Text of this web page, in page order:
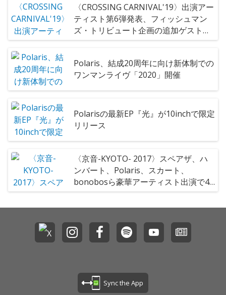
〈CROSSING CARNIVAL'19〉出演アー
ティスト第6弾発表、フィッシュマン
ズ・トリビュート企画の追加ゲスト決
定
Polaris、結成20周年に向け新体制での
ワンマンライヴ「2020」開催
Polarisの最新EP『光』が10inchで限定
リリース
〈京音-KYOTO- 2017〉スペアザ、ハ
ンバート、Polaris、スカート、
bonobosら豪華アーティスト出演で4
会場3days開催
Sync the App